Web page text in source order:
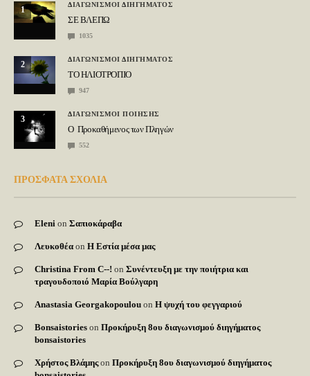
1
ΔΙΑΓΩΝΙΣΜΟΙ ΔΙΗΓΗΜΑΤΟΣ
ΣΕ ΒΛΕΠΩ
1035
2
ΔΙΑΓΩΝΙΣΜΟΙ ΔΙΗΓΗΜΑΤΟΣ
ΤΟ ΗΛΙΟΤΡΟΠΙΟ
947
3
ΔΙΑΓΩΝΙΣΜΟΙ ΠΟΙΗΣΗΣ
Ο Προκαθήμενος των Πληγών
552
ΠΡΟΣΦΑΤΑ ΣΧΟΛΙΑ
Eleni on Σαπιοκάραβα
Λευκοθέα on Η Εστία μέσα μας
Christina From C--! on Συνέντευξη με την ποιήτρια και
τραγουδοποιό Μαρία Βούλγαρη
Anastasia Georgakopoulou on Η ψυχή του φεγγαριού
Bonsaistories on Προκήρυξη 8ου διαγωνισμού διηγήματος
bonsaistories
Χρήστος Βλάμηςon Προκήρυξη 8ου διαγωνισμού διηγήματος